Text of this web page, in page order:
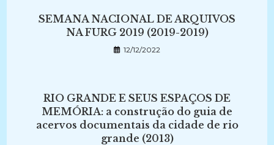
SEMANA NACIONAL DE ARQUIVOS
NA FURG 2019 (2019-2019)
12/12/2022
RIO GRANDE E SEUS ESPAÇOS DE
MEMÓRIA: a construção do guia de
acervos documentais da cidade de rio
grande (2013)